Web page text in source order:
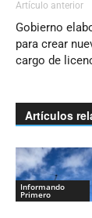
Artículo anterior
Gobierno
para crear
cargo de
Artículos
Informando
Primero